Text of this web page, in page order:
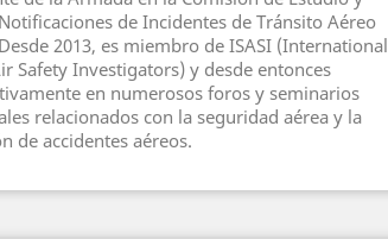
de Incidentes de Tránsito Aéreo
2013, es miembro de ISASI (International
Safety Investigators) y desde entonces
en numerosos foros y seminarios
relacionados con la seguridad aérea y la
de accidentes aéreos.